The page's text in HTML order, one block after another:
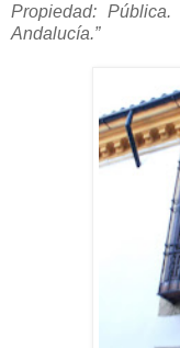
Propiedad:
Andalucía.”